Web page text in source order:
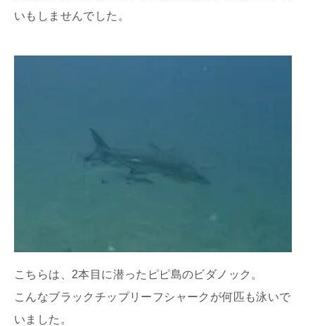
いもしませんでした。
こちらは、2本目に潜ったピピ島のビダノック。
こんなブラックチップリーフシャークが何匹も泳いで
いました。